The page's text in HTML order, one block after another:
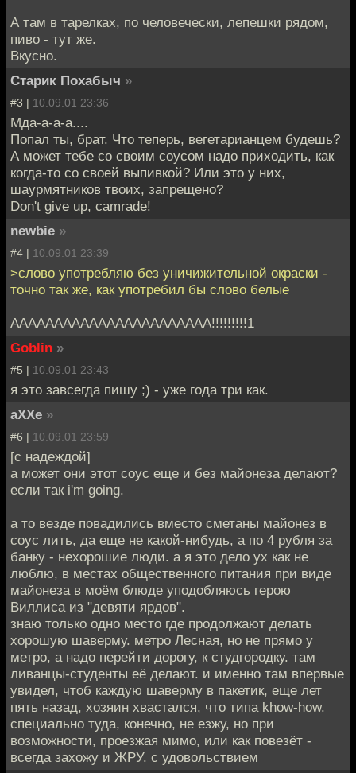
А там в тарелках, по человечески, лепешки рядом,
пиво - тут же.
Вкусно.
Старик Похабыч »
#3 | 10.09.01 23:36
Мда-а-а-а....
Попал ты, брат. Что теперь, вегетарианцем будешь?
А может тебе со своим соусом надо приходить, как
когда-то со своей выпивкой? Или это у них,
шаурмятников твоих, запрещено?
Don't give up, camrade!
newbie »
#4 | 10.09.01 23:39
>слово употребляю без уничижительной окраски -
точно так же, как употребил бы слово белые
AAAAAAAAAAAAAAAAAAAAAAA!!!!!!!!!1
Goblin »
#5 | 10.09.01 23:43
я это завсегда пишу ;) - уже года три как.
aXXe »
#6 | 10.09.01 23:59
[с надеждой]
а может они этот соус еще и без майонеза делают?
если так i'm going.
а то везде повадились вместо сметаны майонез в
соус лить, да еще не какой-нибудь, а по 4 рубля за
банку - нехорошие люди. а я это дело ух как не
люблю, в местах общественного питания при виде
майонеза в моём блюде уподобляюсь герою
Виллиса из "девяти ярдов".
знаю только одно место где продолжают делать
хорошую шаверму. метро Лесная, но не прямо у
метро, а надо перейти дорогу, к студгородку. там
ливанцы-студенты её делают. и именно там впервые
увидел, чтоб каждую шаверму в пакетик, еще лет
пять назад, хозяин хвастался, что типа khow-how.
специально туда, конечно, не езжу, но при
возможности, проезжая мимо, или как повезёт -
всегда захожу и ЖРУ. с удовольствием